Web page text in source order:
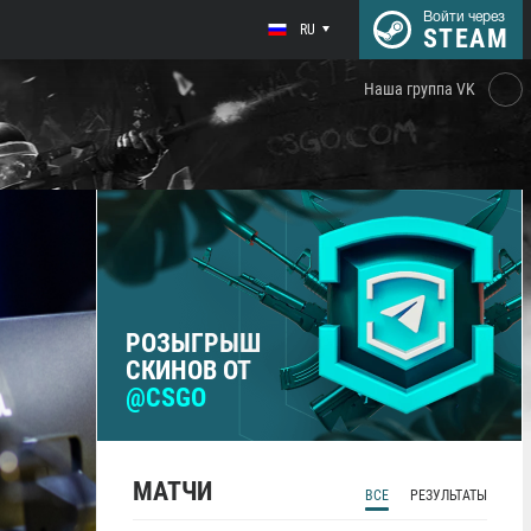
RU
Войти через
STEAM
Наша группа VK
РОЗЫГРЫШ
СКИНОВ ОТ
@CSGO
МАТЧИ ВСЕ РЕЗУЛЬТАТЫ